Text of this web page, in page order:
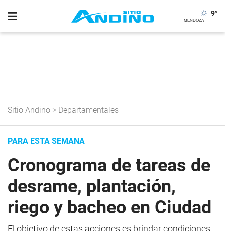
9°
Sitio Andino > Departamentales
PARA ESTA SEMANA
Cronograma de tareas de
desrame, plantación,
riego y bacheo en Ciudad
El objetivo de estas acciones es brindar condiciones